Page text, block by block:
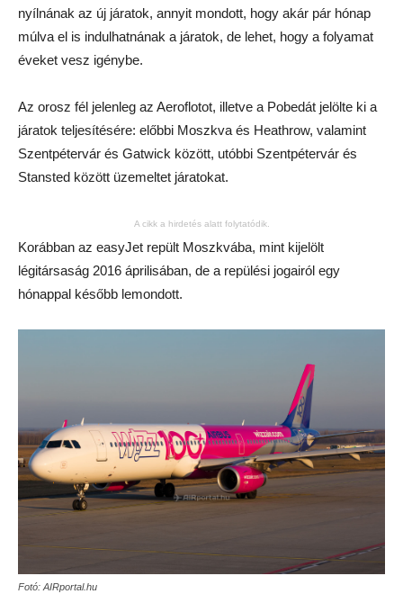
nyílnának az új járatok, annyit mondott, hogy akár pár hónap
múlva el is indulhatnának a járatok, de lehet, hogy a folyamat
éveket vesz igénybe.
Az orosz fél jelenleg az Aeroflotot, illetve a Pobedát jelölte ki a
járatok teljesítésére: előbbi Moszkva és Heathrow, valamint
Szentpétervár és Gatwick között, utóbbi Szentpétervár és
Stansted között üzemeltet járatokat.
A cikk a hirdetés alatt folytatódik.
Korábban az easyJet repült Moszkvába, mint kijelölt
légitársaság 2016 áprilisában, de a repülési jogairól egy
hónappal később lemondott.
Fotó: AIRportal.hu